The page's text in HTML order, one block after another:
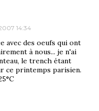
14:34
avec des oeufs qui ont
à nous... je n'ai
le trench étant
ce printemps parisien.